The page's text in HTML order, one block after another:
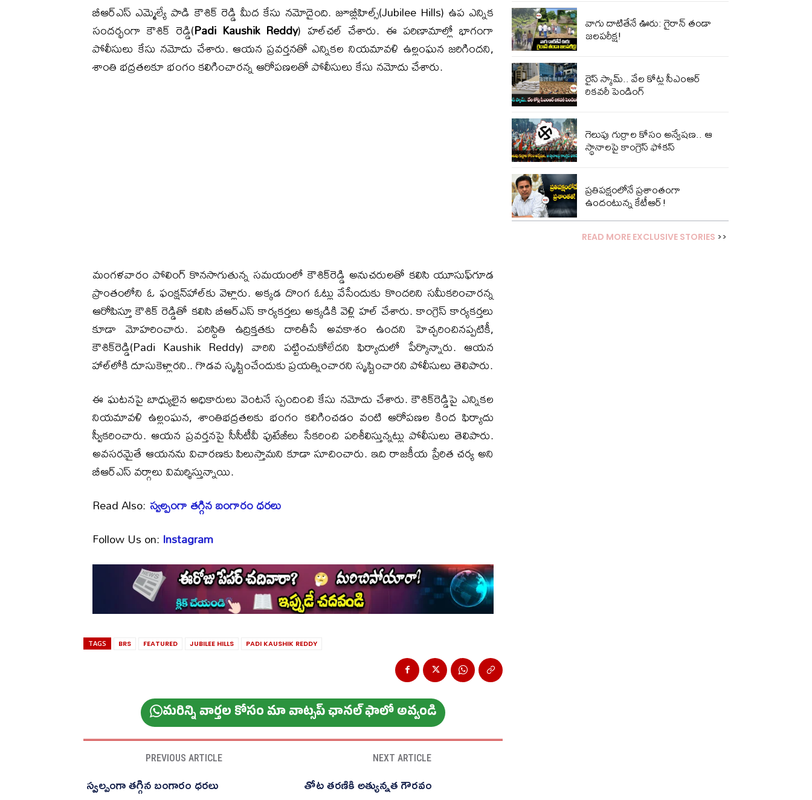
బీఆర్ఎస్ ఎమ్మెల్యే పాడి కౌశిక్ రెడ్డి మీద కేసు నమోదైంది. జూబ్లీహిల్స్(Jubilee Hills) ఉప ఎన్నిక
సందర్భంగా కౌశిక్ రెడ్డి(Padi Kaushik Reddy) హల్‌చల్ చేశారు. ఈ పరిణామాల్లో భాగంగా
పోలీసులు కేసు నమోదు చేశారు. ఆయన ప్రవర్తనతో ఎన్నికల నియమావళి ఉల్లంఘన జరిగిందని,
శాంతి భద్రతలకూ భంగం కలిగించారన్న ఆరోపణలతో పోలీసులు కేసు నమోదు చేశారు.
మంగళవారం పోలింగ్‌ కొనసాగుతున్న సమయంలో కౌశిక్‌రెడ్డి అనుచరులతో కలిసి యూసుఫ్‌గూడ
ప్రాంతంలోని ఓ ఫంక్షన్‌హాల్‌కు వెళ్లారు. అక్కడ దొంగ ఓట్లు వేసేందుకు కొందరిని సమీకరించారన్న
ఆరోపిస్తూ కౌశిక్ రెడ్డితో కలిసి బీఆర్ఎస్ కార్యకర్తలు అక్కడికి వెళ్లి హల్ చేశారు. కాంగ్రెస్ కార్యకర్తలు
కూడా మోహరించారు. పరిస్థితి ఉద్రిక్తతకు దారితీసే అవకాశం ఉందని హెచ్చరించినప్పటికీ,
కౌశిక్‌రెడ్డి(Padi Kaushik Reddy) వారిని పట్టించుకోలేదని ఫిర్యాదులో పేర్కొన్నారు. ఆయన
హాల్‌లోకి దూసుకెళ్లారని.. గొడవ సృష్టించేందుకు ప్రయత్నించారని సృష్టించారని పోలీసులు తెలిపారు.
ఈ ఘటనపై బాధ్యులైన అధికారులు వెంటనే స్పందించి కేసు నమోదు చేశారు. కౌశిక్‌రెడ్డిపై ఎన్నికల
నియమావళి ఉల్లంఘన, శాంతిభద్రతలకు భంగం కలిగించడం వంటి ఆరోపణల కింద ఫిర్యాదు
స్వీకరించారు. ఆయన ప్రవర్తనపై సీసీటీవీ ఫుటేజీలు సేకరించి పరిశీలిస్తున్నట్లు పోలీసులు తెలిపారు.
అవసరమైతే ఆయనను విచారణకు పిలుస్తామని కూడా సూచించారు. ఇది రాజకీయ ప్రేరిత చర్య అని
బీఆర్ఎస్‌ వర్గాలు విమర్శిస్తున్నాయి.
Read Also: స్వల్పంగా తగ్గిన బంగారం ధరలు
Follow Us on: Instagram
TAGS BRS FEATURED JUBILEE HILLS PADI KAUSHIK REDDY
మ‌రిన్ని వార్త‌ల కోసం మా వాట్స‌ప్ ఛాన‌ల్ ఫాలో అవ్వండి
PREVIOUS ARTICLE
స్వల్పంగా తగ్గిన బంగారం ధరలు
NEXT ARTICLE
తోట తరణికి అత్యున్నత గౌరవం
వాగు దాటితేనే ఊరు: గైరాన్ తండా
జలపరీక్ష!
రైస్ స్కామ్.. వేల కోట్ల‌ సీఎంఆర్
రికవరీ పెండింగ్
గెలుపు గుర్రాల కోసం అన్వేషణ.. ఆ
స్థానాలపై కాంగ్రెస్ ఫోకస్
ప్ర‌తిప‌క్షంలోనే ప్ర‌శాంతంగా
ఉందంటున్న కేటీఆర్!
READ MORE EXCLUSIVE STORIES >>